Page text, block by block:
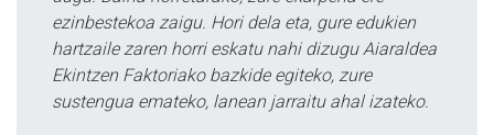
ezinbestekoa zaigu. Hori dela eta, gure edukien
hartzaile zaren horri eskatu nahi dizugu Aiaraldea
Ekintzen Faktoriako bazkide egiteko, zure
sustengua emateko, lanean jarraitu ahal izateko.